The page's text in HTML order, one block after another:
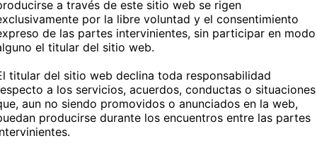
Córdoba capital Cuenca capital
Guadalajara capital Huelva capital
Lugo capital Madrid capital
Murcia capital Ourense capital
Ver Más
cena o despedida, putos no
es sencillo con boys en Cáceres. Contratar boys para
diversión, entretenimiento y un toque picante. Los
a través de este sitio web se rigen
por la libre voluntad y el consentimiento
de las partes intervinientes, sin participar en modo
el titular del sitio web.
titular del sitio web declina toda responsabilidad
a los servicios, acuerdos, conductas o situaciones
aun no siendo promovidos o anunciados en la web,
producirse durante los encuentros entre las partes